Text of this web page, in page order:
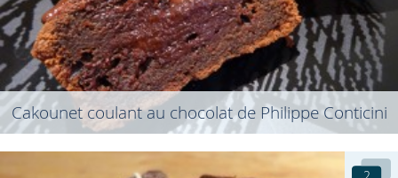
Cakounet coulant au chocolat de Philippe Conticini